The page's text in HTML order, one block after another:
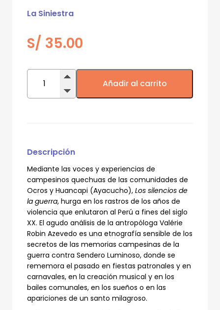
La Siniestra
S/ 35.00
Los
silencios
la
armado
Ayacucho-
Perú
(Ebook)
cantidad
Añadir al carrito
Descripción
Mediante las voces y experiencias de
campesinos quechuas de las comunidades de
Ocros y Huancapi (Ayacucho), Los silencios de
la guerra, hurga en los rastros de los años de
violencia que enlutaron al Perú a fines del siglo
XX. El agudo análisis de la antropóloga Valérie
Robin Azevedo es una etnografía sensible de los
secretos de las memorias campesinas de la
guerra contra Sendero Luminoso, donde se
rememora el pasado en fiestas patronales y en
carnavales, en la creación musical y en los
bailes comunales, en los sueños o en las
apariciones de un santo milagroso.